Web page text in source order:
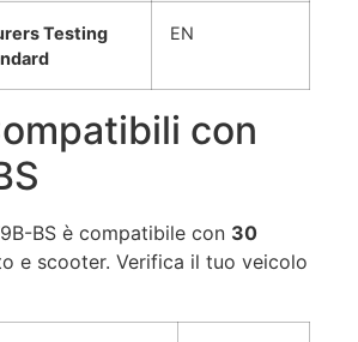
Testing
EN
con
BS è compatibile con 30
e scooter. Verifica il tuo veicolo